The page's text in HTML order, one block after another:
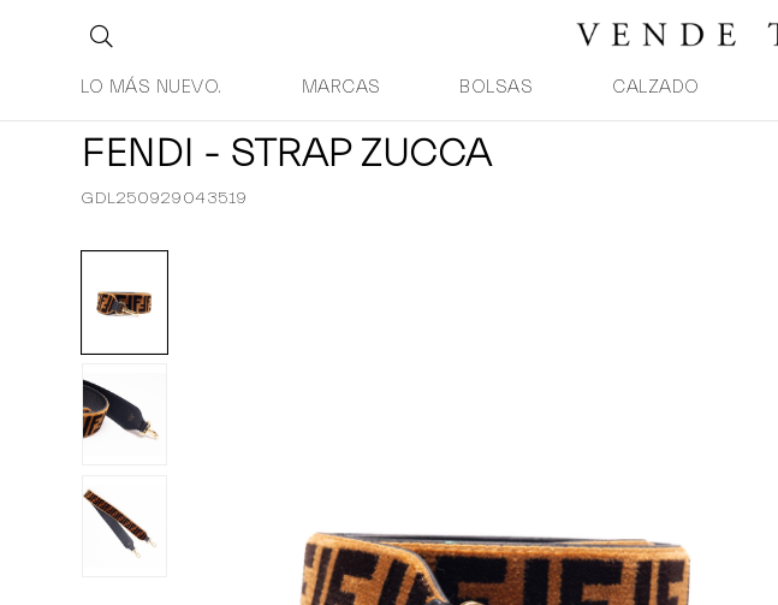
LO MÁS NUEVO. MARCAS BOLSAS CALZADO
FENDI - STRAP ZUCCA
GDL250929043519